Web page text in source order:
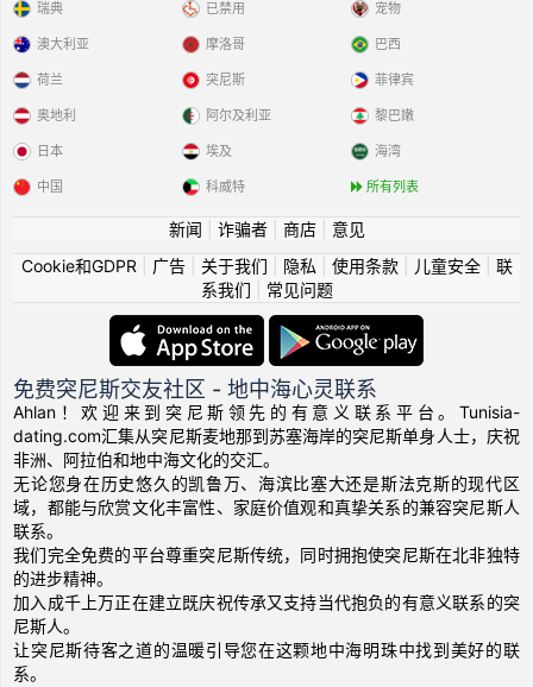
瑞典 已禁用 宠物
澳大利亚
荷兰
奥地利
日本
中国
摩洛哥
突尼斯
阿尔及利亚
埃及
科威特
巴西
菲律宾
黎巴嫩
海湾
所有列表
新闻 诈骗者| 商店| 意见
Cookie和GDPR
广告| 关于我们 隐私 使用条款| 儿童安全| 联
系我们
常见问题
免费突尼斯交友社区 - 地中海心灵联系
Ahlan！欢迎来到突尼斯领先的有意义联系平台。Tunisia-
dating.com汇集从突尼斯麦地那到苏塞海岸的突尼斯单身人士，庆祝
非洲、阿拉伯和地中海文化的交汇。
无论您身在历史悠久的凯鲁万、海滨比塞大还是斯法克斯的现代区
域，都能与欣赏文化丰富性、家庭价值观和真挚关系的兼容突尼斯人
联系。
我们完全免费的平台尊重突尼斯传统，同时拥抱使突尼斯在北非独特
的进步精神。
加入成千上万正在建立既庆祝传承又支持当代抱负的有意义联系的突
尼斯人。
让突尼斯待客之道的温暖引导您在这颗地中海明珠中找到美好的联
系。